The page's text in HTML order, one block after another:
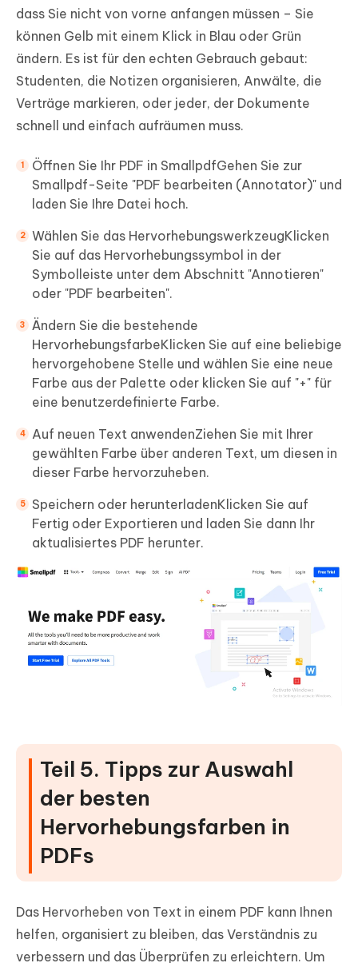
dass Sie nicht von vorne anfangen müssen – Sie
können Gelb mit einem Klick in Blau oder Grün
ändern. Es ist für den echten Gebrauch gebaut:
Studenten, die Notizen organisieren, Anwälte, die
Verträge markieren, oder jeder, der Dokumente
schnell und einfach aufräumen muss.
Öffnen Sie Ihr PDF in SmallpdfGehen Sie zur
Smallpdf-Seite "PDF bearbeiten (Annotator)" und
laden Sie Ihre Datei hoch.
Wählen Sie das HervorhebungswerkzeugKlicken
Sie auf das Hervorhebungssymbol in der
Symbolleiste unter dem Abschnitt "Annotieren"
oder "PDF bearbeiten".
Ändern Sie die bestehende
HervorhebungsfarbeKlicken Sie auf eine beliebige
hervorgehobene Stelle und wählen Sie eine neue
Farbe aus der Palette oder klicken Sie auf "+" für
eine benutzerdefinierte Farbe.
Auf neuen Text anwendenZiehen Sie mit Ihrer
gewählten Farbe über anderen Text, um diesen in
dieser Farbe hervorzuheben.
Speichern oder herunterladenKlicken Sie auf
Fertig oder Exportieren und laden Sie dann Ihr
aktualisiertes PDF herunter.
Teil 5. Tipps zur Auswahl
der besten
Hervorhebungsfarben in
PDFs
Das Hervorheben von Text in einem PDF kann Ihnen
helfen, organisiert zu bleiben, das Verständnis zu
verbessern und das Überprüfen zu erleichtern. Um